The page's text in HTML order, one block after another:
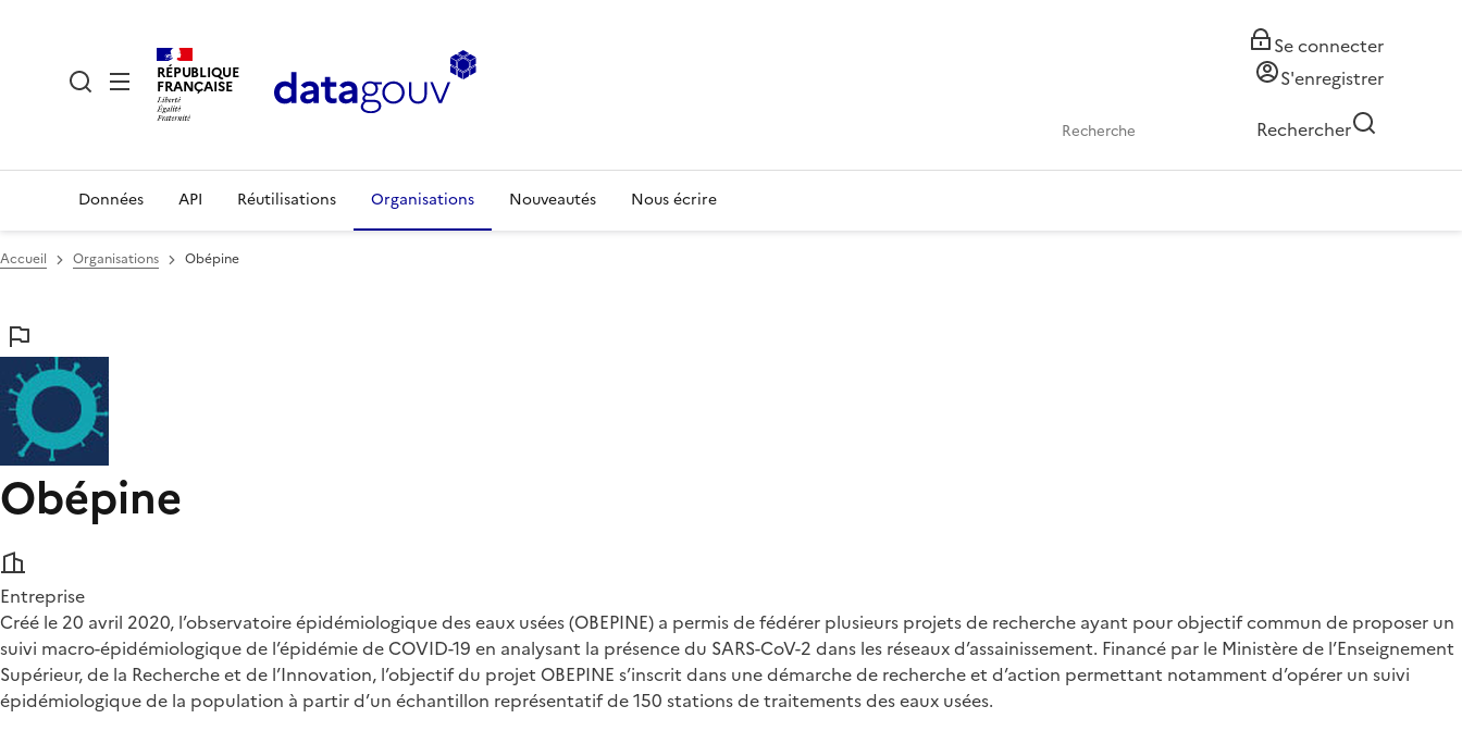
RÉPUBLIQUE
FRANÇAISE
Se connecter
S'enregistrer
Rechercher
Données API Réutilisations Organisations Nouveautés Nous écrire
Accueil Organisations Obépine
Obépine
Entreprise
Créé le 20 avril 2020, l’observatoire épidémiologique des eaux usées (OBEPINE) a permis de fédérer plusieurs projets de recherche ayant pour objectif commun de proposer un
suivi macro-épidémiologique de l’épidémie de COVID-19 en analysant la présence du SARS-CoV-2 dans les réseaux d’assainissement. Financé par le Ministère de l’Enseignement
Supérieur, de la Recherche et de l’Innovation, l’objectif du projet OBEPINE s’inscrit dans une démarche de recherche et d’action permettant notamment d’opérer un suivi
épidémiologique de la population à partir d’un échantillon représentatif de 150 stations de traitements des eaux usées.